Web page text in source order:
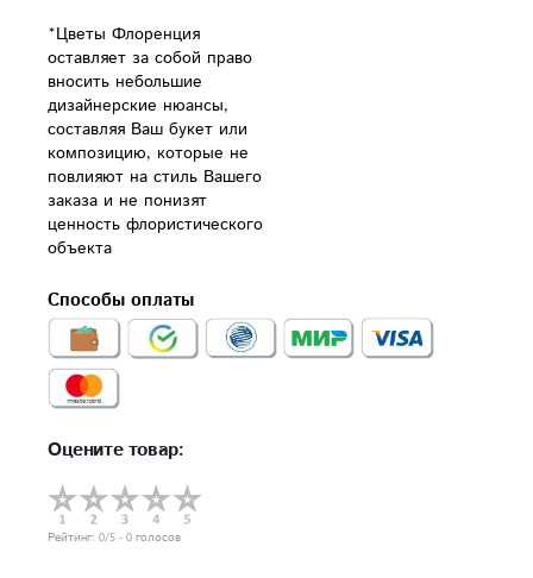
*Цветы Флоренция
оставляет за собой право
вносить небольшие
дизайнерские нюансы,
составляя Ваш букет или
композицию, которые не
повлияют на стиль Вашего
заказа и не понизят
ценность флористического
объекта
Способы оплаты
Оцените товар:
Рейтинг: 0/5 - 0 голосов